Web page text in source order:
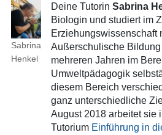
Sabrina
Henkel
Deine Tutorin Sabrina
Biologin und studiert im
Erziehungswissenschaft
Außerschulische
mehreren Jahren im
Umweltpädagogik
diesem Bereich
ganz unterschiedliche
August 2018 arbeitet sie
Tutorium Einführung in